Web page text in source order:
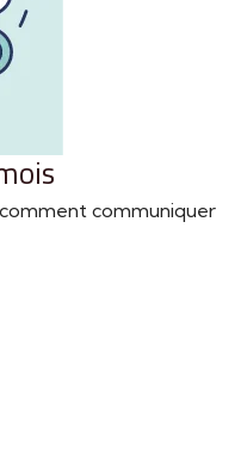
communiquer